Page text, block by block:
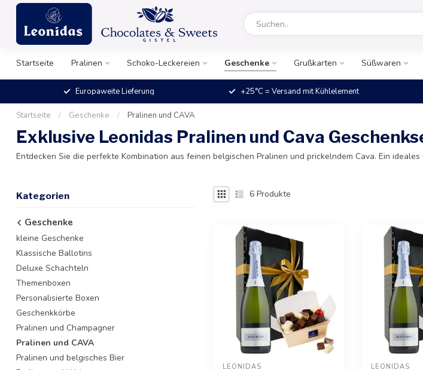
Startseite Pralinen Schoko-Leckereien Geschenke Grußkarten Süßwaren
Europaweite Lieferung +25°C = Versand mit Kühlelement
Startseite / Geschenke / Pralinen und CAVA
Exklusive Leonidas Pralinen und Cava
Entdecken Sie die perfekte Kombination aus feinen belgischen Pralinen und prickelndem Cava. Ein
Kategorien
Geschenke
kleine Geschenke
Klassische Ballotins
Deluxe Schachteln
Themenboxen
Personalisierte Boxen
Geschenkkörbe
Pralinen und Champagner
Pralinen und CAVA
Pralinen und belgisches Bier
6 Produkte
LEONIDAS LEONIDAS